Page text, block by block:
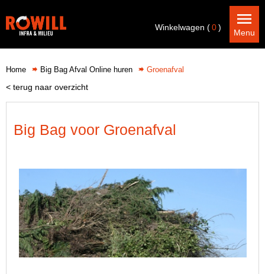
Winkelwagen (0)
Menu
Home Big Bag Afval Online huren Groenafval
< terug naar overzicht
Big Bag voor Groenafval